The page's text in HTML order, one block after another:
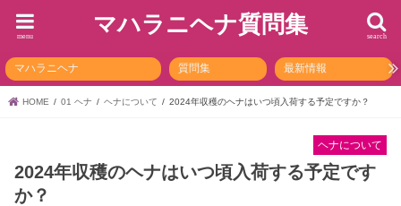
マハラニヘナ質問集 search
menu
マハラニヘナ 質問集 最新情報
HOME 01 ヘナ ヘナについて 2024年収穫のヘナはいつ頃入荷する予定ですか？
ヘナについて
2024年収穫のヘナはいつ頃入荷する予定です
か？